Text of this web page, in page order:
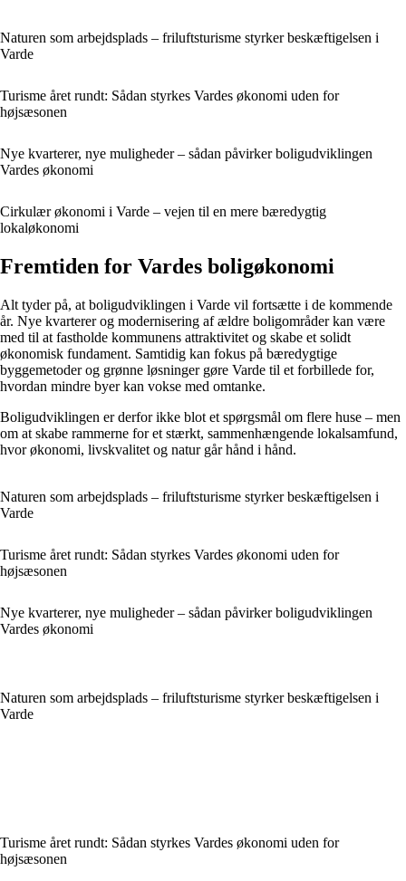
Naturen som arbejdsplads – friluftsturisme styrker beskæftigelsen i
Varde
Turisme året rundt: Sådan styrkes Vardes økonomi uden for
højsæsonen
Nye kvarterer, nye muligheder – sådan påvirker boligudviklingen
Vardes økonomi
Cirkulær økonomi i Varde – vejen til en mere bæredygtig
lokaløkonomi
Fremtiden for Vardes boligøkonomi
Alt tyder på, at boligudviklingen i Varde vil fortsætte i de kommende
år. Nye kvarterer og modernisering af ældre boligområder kan være
med til at fastholde kommunens attraktivitet og skabe et solidt
økonomisk fundament. Samtidig kan fokus på bæredygtige
byggemetoder og grønne løsninger gøre Varde til et forbillede for,
hvordan mindre byer kan vokse med omtanke.
Boligudviklingen er derfor ikke blot et spørgsmål om flere huse – men
om at skabe rammerne for et stærkt, sammenhængende lokalsamfund,
hvor økonomi, livskvalitet og natur går hånd i hånd.
Naturen som arbejdsplads – friluftsturisme styrker beskæftigelsen i
Varde
Turisme året rundt: Sådan styrkes Vardes økonomi uden for
højsæsonen
Nye kvarterer, nye muligheder – sådan påvirker boligudviklingen
Vardes økonomi
Naturen som arbejdsplads – friluftsturisme styrker beskæftigelsen i
Varde
Turisme året rundt: Sådan styrkes Vardes økonomi uden for
højsæsonen